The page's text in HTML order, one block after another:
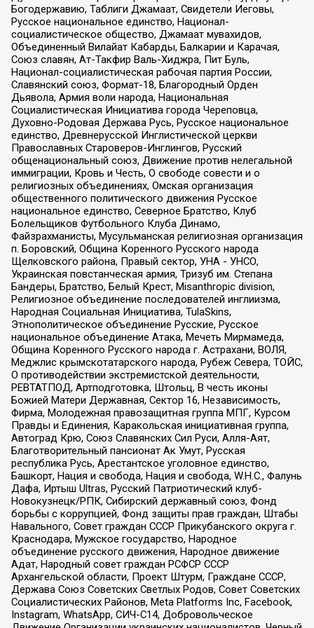
Богодержавию, Таблиги Джамаат, Свидетели Иеговы,
Русское национальное единство, Национал-
социалистическое общество, Джамаат мувахидов,
Объединенный Вилайат Кабарды, Балкарии и Карачая,
Союз славян, Ат-Такфир Валь-Хиджра, Пит Буль,
Национал-социалистическая рабочая партия России,
Славянский союз, Формат-18, Благородный Орден
Дьявола, Армия воли народа, Национальная
Социалистическая Инициатива города Череповца,
Духовно-Родовая Держава Русь, Русское национальное
единство, Древнерусской Инглистической церкви
Православных Староверов-Инглингов, Русский
общенациональный союз, Движение против нелегальной
иммиграции, Кровь и Честь, О свободе совести и о
религиозных объединениях, Омская организация
общественного политического движения Русское
национальное единство, Северное Братство, Клуб
Болельщиков Футбольного Клуба Динамо,
Файзрахманисты, Мусульманская религиозная организация
п. Боровский, Община Коренного Русского народа
Щелковского района, Правый сектор, УНА - УНСО,
Украинская повстанческая армия, Тризуб им. Степана
Бандеры, Братство, Белый Крест, Misanthropic division,
Религиозное объединение последователей инглиизма,
Народная Социальная Инициатива, TulaSkins,
Этнополитическое объединение Русские, Русское
национальное объединение Атака, Мечеть Мирмамеда,
Община Коренного Русского народа г. Астрахани, ВОЛЯ,
Меджлис крымскотатарского народа, Рубеж Севера, ТОЙС,
О противодействии экстремистской деятельности,
РЕВТАТПОД, Артподготовка, Штольц, В честь иконы
Божией Матери Державная, Сектор 16, Независимость,
Фирма, Молодежная правозащитная группа МПГ, Курсом
Правды и Единения, Каракольская инициативная группа,
Автоград Крю, Союз Славянских Сил Руси, Алля-Аят,
Благотворительный пансионат Ак Умут, Русская
республика Русь, Арестантское уголовное единство,
Башкорт, Нация и свобода, Нация и свобода, W.H.С., Фалунь
Дафа, Иртыш Ultras, Русский Патриотический клуб-
Новокузнецк/РПК, Сибирский державный союз, Фонд
борьбы с коррупцией, Фонд защиты прав граждан, Штабы
Навального, Совет граждан СССР Прикубанского округа г.
Краснодара, Мужское государство, Народное
объединение русского движения, Народное движение
Адат, Народный совет граждан РСФСР СССР
Архангельской области, Проект Штурм, Граждане СССР,
Держава Союз Советских Светлых Родов, Совет Советских
Социалистических Районов, Meta Platforms Inc, Facebook,
Instagram, WhatsApp, СИЧ-С14, Добровольческое